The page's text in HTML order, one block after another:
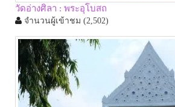
วัดอ่างศิลา : พระอุโบสถ
จำนวนผู้เข้าชม (2,502)